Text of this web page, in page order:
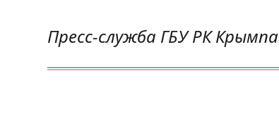
Пресс-служба ГБУ РК